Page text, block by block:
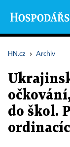
HN.cz › Archiv
do škol.